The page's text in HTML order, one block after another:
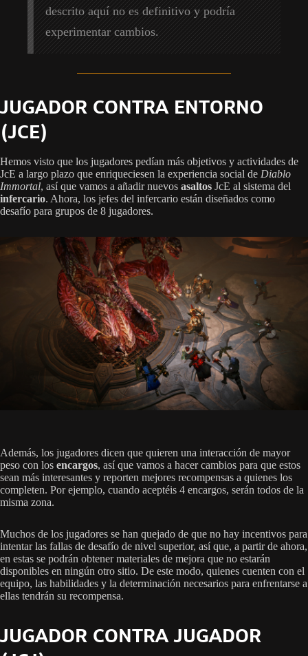
descrito aquí no es definitivo y podría
experimentar cambios.
JUGADOR CONTRA ENTORNO
(JCE)
Hemos visto que los jugadores pedían más objetivos y actividades de
JcE a largo plazo que enriqueciesen la experiencia social de Diablo
Immortal, así que vamos a añadir nuevos asaltos JcE al sistema del
infercario. Ahora, los jefes del infercario están diseñados como
desafío para grupos de 8 jugadores.
Además, los jugadores dicen que quieren una interacción de mayor
peso con los encargos, así que vamos a hacer cambios para que estos
sean más interesantes y reporten mejores recompensas a quienes los
completen. Por ejemplo, cuando aceptéis 4 encargos, serán todos de la
misma zona.
Muchos de los jugadores se han quejado de que no hay incentivos para
intentar las fallas de desafío de nivel superior, así que, a partir de ahora,
en estas se podrán obtener materiales de mejora que no estarán
disponibles en ningún otro sitio. De este modo, quienes cuenten con el
equipo, las habilidades y la determinación necesarios para enfrentarse a
ellas tendrán su recompensa.
JUGADOR CONTRA JUGADOR